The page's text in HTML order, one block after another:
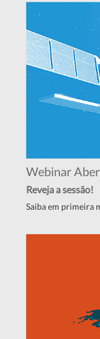
Webinar
Reveja a sessão!
Saiba em primeira